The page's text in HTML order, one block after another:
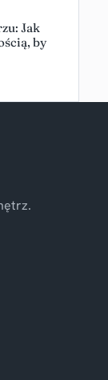
Jak
by